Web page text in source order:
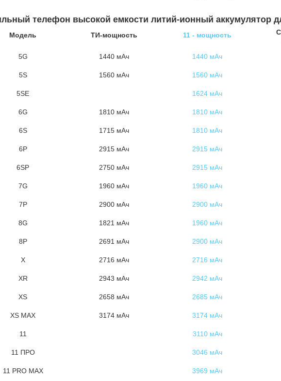
телефон высокой емкости литий-ионный аккумулятор
Модель ТИ-мощность 11 - мощность
5G
1440 мАч 1440 мАч
5S 1560 мАч 1560 мАч
5SE 1624 мАч
6G 1810 мАч 1810 мАч
6S 1715 мАч 1810 мАч
6P 2915 мАч 2915 мАч
6SP 2750 мАч 2915 мАч
7G 1960 мАч 1960 мАч
7P 2900 мАч 2900 мАч
8G 1821 мАч 1960 мАч
8P 2691 мАч 2900 мАч
X 2716 мАч 2716 мАч
XR 2943 мАч 2942 мАч
XS 2658 мАч 2685 мАч
XS MAX 3174 мАч 3174 мАч
11 3110 мАч
11 ПРО 3046 мАч
11 PRO MAX 3969 мАч